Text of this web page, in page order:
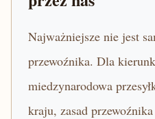
Najważniejsze nie jest
przewoźnika. Dla
miedzynarodowa
kraju, zasad